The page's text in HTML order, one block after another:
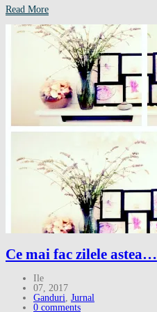
Read More
Ce mai fac zilele astea…
Ile
07, 2017
Ganduri, Jurnal
0 comments